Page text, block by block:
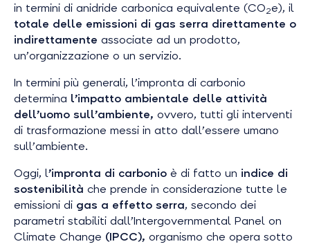
in termini di anidride carbonica equivalente (CO2e), il
totale delle emissioni di gas serra direttamente o
indirettamente associate ad un prodotto,
un’organizzazione o un servizio.
In termini più generali, l’impronta di carbonio
determina l’impatto ambientale delle attività
dell’uomo sull’ambiente, ovvero, tutti gli interventi
di trasformazione messi in atto dall’essere umano
sull’ambiente.
Oggi, l’impronta di carbonio è di fatto un indice di
sostenibilità che prende in considerazione tutte le
emissioni di gas a effetto serra, secondo dei
parametri stabiliti dall’Intergovernmental Panel on
Climate Change (IPCC), organismo che opera sotto